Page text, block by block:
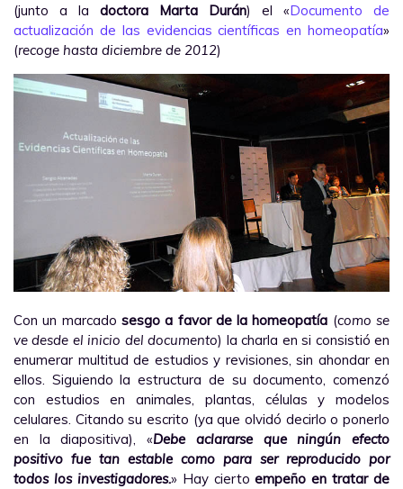
(junto a la doctora Marta Durán) el «Documento de
actualización de las evidencias científicas en homeopatía»
(recoge hasta diciembre de 2012)
Con un marcado sesgo a favor de la homeopatía (como se
ve desde el inicio del documento) la charla en si consistió en
enumerar multitud de estudios y revisiones, sin ahondar en
ellos. Siguiendo la estructura de su documento, comenzó
con estudios en animales, plantas, células y modelos
celulares. Citando su escrito (ya que olvidó decirlo o ponerlo
en la diapositiva), «Debe aclararse que ningún efecto
positivo fue tan estable como para ser reproducido por
todos los investigadores.» Hay ciertoempeño en tratar de